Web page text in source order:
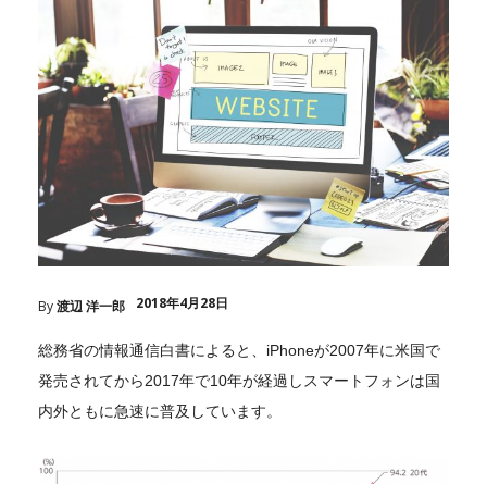
By渡辺 洋一郎 2018年4月28日
総務省の情報通信白書によると、iPhoneが2007年に米国で
発売されてから2017年で10年が経過しスマートフォンは国
内外ともに急速に普及しています。